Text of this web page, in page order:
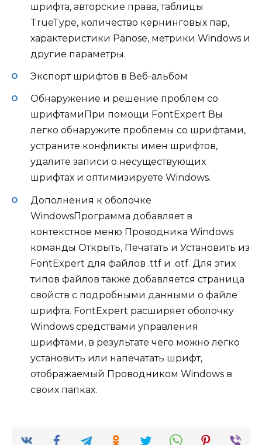
шрифта, авторские права, таблицы
TrueType, количество кернинговых пар,
характеристики Panose, метрики Windows и
другие параметры.
Экспорт шрифтов в Веб-альбом
Обнаружение и решение проблем со
шрифтамиПри помощи FontExpert Вы
легко обнаружите проблемы со шрифтами,
устраните конфликты имен шрифтов,
удалите записи о несуществующих
шрифтах и оптимизируете Windows.
Дополнения к оболочке
WindowsПрограмма добавляет в
контекстное меню Проводника Windows
команды Открыть, Печатать и Установить из
FontExpert для файлов .ttf и .otf. Для этих
типов файлов также добавляется страница
свойств с подробными данными о файле
шрифта. FontExpert расширяет оболочку
Windows средствами управления
шрифтами, в результате чего можно легко
установить или напечатать шрифт,
отображаемый Проводником Windows в
своих папках.